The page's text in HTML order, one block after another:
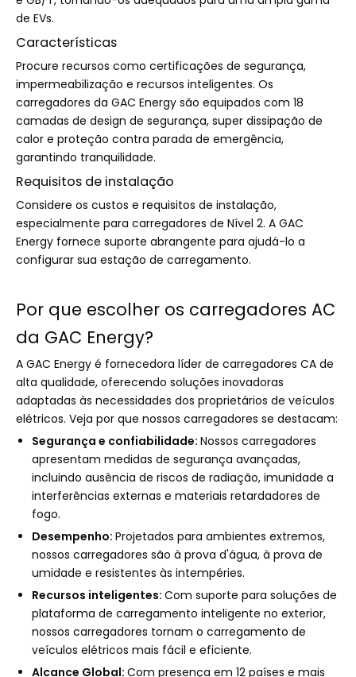
de EVs.
Características
Procure recursos como certificações de segurança,
impermeabilização e recursos inteligentes. Os
carregadores da GAC ​​Energy são equipados com 18
camadas de design de segurança, super dissipação de
calor e proteção contra parada de emergência,
garantindo tranquilidade.
Requisitos de instalação
Considere os custos e requisitos de instalação,
especialmente para carregadores de Nível 2. A GAC
Energy fornece suporte abrangente para ajudá-lo a
configurar sua estação de carregamento.
Por que escolher os carregadores AC
da GAC ​​Energy?
A GAC Energy é fornecedora líder de carregadores CA de
alta qualidade, oferecendo soluções inovadoras
adaptadas às necessidades dos proprietários de veículos
elétricos. Veja por que nossos carregadores se destacam:
Segurança e confiabilidade: Nossos carregadores
apresentam medidas de segurança avançadas,
incluindo ausência de riscos de radiação, imunidade a
interferências externas e materiais retardadores de
fogo.
Desempenho: Projetados para ambientes extremos,
nossos carregadores são à prova d'água, à prova de
umidade e resistentes às intempéries.
Recursos inteligentes: Com suporte para soluções de
plataforma de carregamento inteligente no exterior,
nossos carregadores tornam o carregamento de
veículos elétricos mais fácil e eficiente.
Alcance Global: Com presença em 12 países e mais